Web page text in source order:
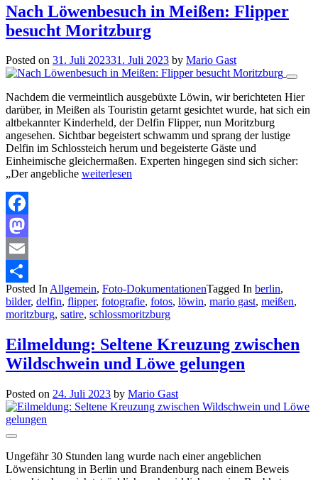
Nach Löwenbesuch in Meißen: Flipper
besucht Moritzburg
Posted on 31. Juli 202331. Juli 2023 by Mario Gast
Nachdem die vermeintlich ausgebüxte Löwin, wir berichteten Hier
darüber, in Meißen als Touristin getarnt gesichtet wurde, hat sich ein
altbekannter Kinderheld, der Delfin Flipper, nun Moritzburg
angesehen. Sichtbar begeistert schwamm und sprang der lustige
Delfin im Schlossteich herum und begeisterte Gäste und
Einheimische gleichermaßen. Experten hingegen sind sich sicher:
„Der angebliche weiterlesen
Facebook
Mastodon
Email
Teilen
Posted InAllgemein, Foto-DokumentationenTagged In berlin,
bilder, delfin, flipper, fotografie, fotos, löwin, mario gast, meißen,
moritzburg, satire, schlossmoritzburg
Eilmeldung: Seltene Kreuzung zwischen
Wildschwein und Löwe gelungen
Posted on 24. Juli 2023 by Mario Gast
Ungefähr 30 Stunden lang wurde nach einer angeblichen
Löwensichtung in Berlin und Brandenburg nach einem Beweis